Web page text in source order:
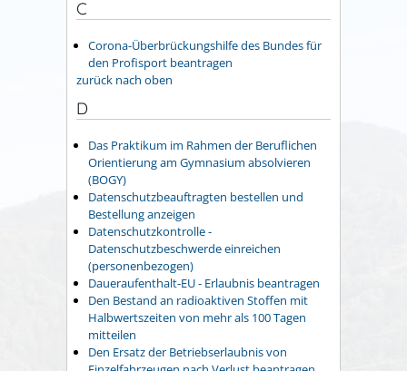
C
Corona-Überbrückungshilfe des Bundes für
den Profisport beantragen
zurück nach oben
D
Das Praktikum im Rahmen der Beruflichen
Orientierung am Gymnasium absolvieren
(BOGY)
Datenschutzbeauftragten bestellen und
Bestellung anzeigen
Datenschutzkontrolle -
Datenschutzbeschwerde einreichen
(personenbezogen)
Daueraufenthalt-EU - Erlaubnis beantragen
Den Bestand an radioaktiven Stoffen mit
Halbwertszeiten von mehr als 100 Tagen
mitteilen
Den Ersatz der Betriebserlaubnis von